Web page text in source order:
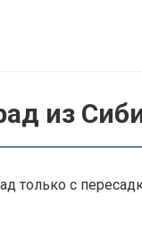
из
только с